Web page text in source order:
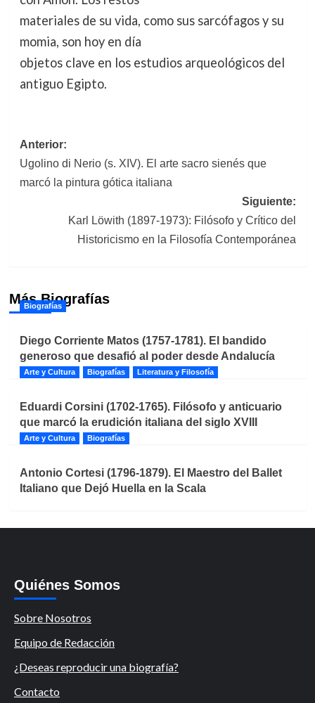
materiales de su vida, como sus sarcófagos y su
momia, son hoy en día
objetos clave en los estudios arqueológicos del
antiguo Egipto.
Navegación
de
entradas
Anterior:
Ugolino di Nerio (s. XIV). El arte sacro sienés que
marcó la pintura gótica italiana
Siguiente:
Karl Löwith (1897-1973): Filósofo y Crítico del
Historicismo en la Filosofía Contemporánea
Más Biografías
Biografías
Diego Corriente Matos (1757-1781). El bandido
generoso que desafió al poder desde Andalucía
Arte y Cultura Biografías Literatura y Filosofía
Eduardi Corsini (1702-1765). Filósofo y anticuario
que marcó la erudición italiana del siglo XVIII
Arte y Cultura Biografías
Antonio Cortesi (1796-1879). El Maestro del Ballet
Italiano que Dejó Huella en la Scala
Quiénes Somos
Sobre Nosotros
Equipo de Redacción
¿Deseas reproducir una biografía?
Contacto